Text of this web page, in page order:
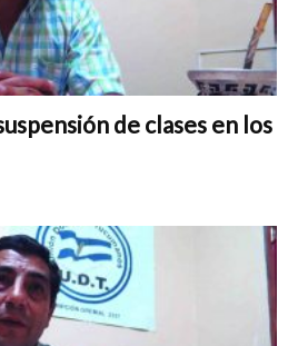
de clases en los